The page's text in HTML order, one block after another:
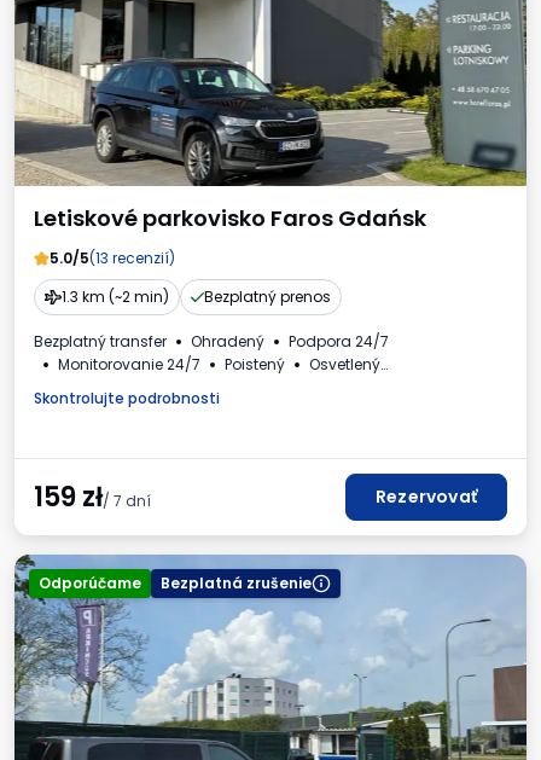
Letiskové parkovisko Faros Gdańsk
5.0/5(13 recenzií)
1.3 km (~2 min)
Bezplatný prenos
Bezplatný transfer Ohradený
Podpora 24/7
Monitorovanie 24/7
Poistený
Osvetlený
Skontrolujte podrobnosti
159zł/ 7 dní Rezervovať
Odporúčame Bezplatná zrušenie